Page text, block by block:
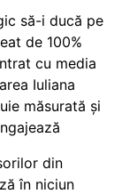
să-i ducă pe
de 100%
cu media
Iuliana
măsurată și
din
în niciun